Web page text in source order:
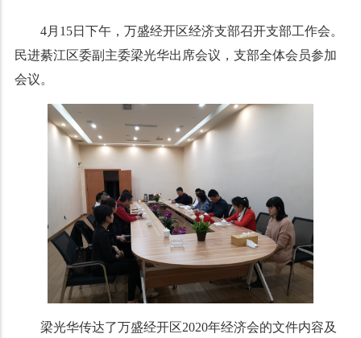
4月15日下午，万盛经开区经济支部召开支部工作会。
民进綦江区委副主委梁光华出席会议，支部全体会员参加
会议。
梁光华传达了万盛经开区2020年经济会的文件内容及